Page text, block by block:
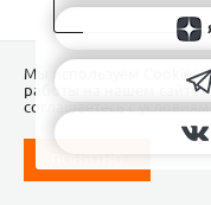
Мы используем Сookies
работы на нашем сайте.
соглашаетесь с
ПОНЯТНО